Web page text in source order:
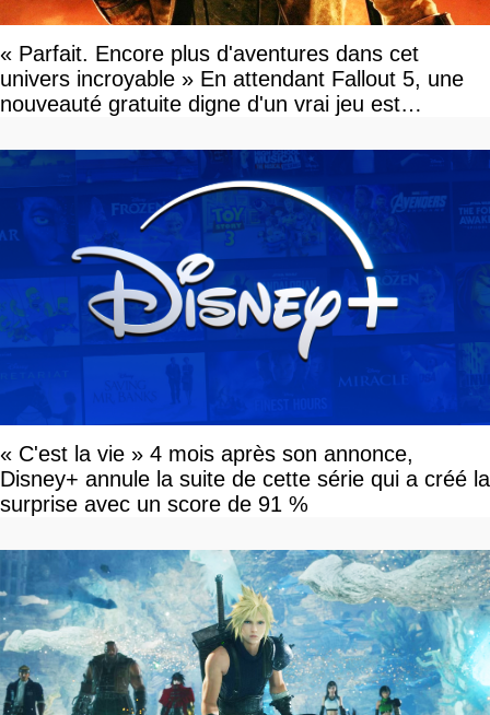
« Parfait. Encore plus d'aventures dans cet
univers incroyable » En attendant Fallout 5, une
nouveauté gratuite digne d'un vrai jeu est
« C'est la vie » 4 mois après son annonce,
Disney+ annule la suite de cette série qui a créé la
surprise avec un score de 91 %